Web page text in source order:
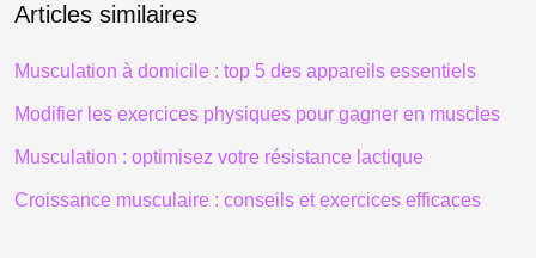
Articles similaires
Musculation à domicile : top 5 des appareils essentiels
Modifier les exercices physiques pour gagner en muscles
Musculation : optimisez votre résistance lactique
Croissance musculaire : conseils et exercices efficaces